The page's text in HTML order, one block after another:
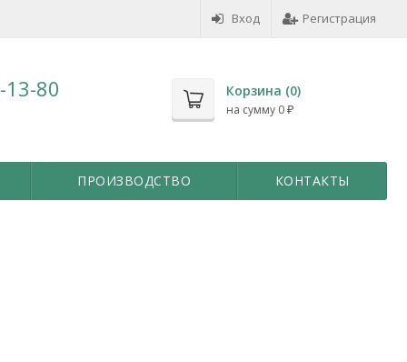
Вход Регистрация
13-80 Корзина (0)
на сумму 0 ₽
ПРОИЗВОДСТВО КОНТАКТЫ